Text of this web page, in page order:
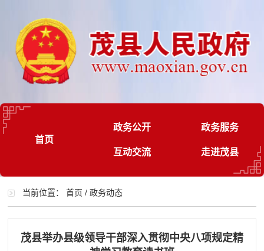
首页
政务公开 政务服务
互动交流 走进茂县
当前位置：首页 /政务动态
茂县举办县级领导干部深入贯彻中央八项规定精